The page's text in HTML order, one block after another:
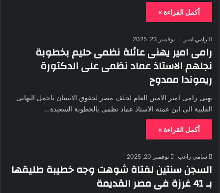
أكمل القراءة »
رامي امير نوفمبر 23, 2025
رامى امير يهنى عائلة نظمى حليم بخطوبة
نجلهم الاستاذ عماد نظمى على الدكتورة
ريموندا ممدوح
يهنى رامى امير الامين العام لحلف مصر لحقوق الانسان باجمل التهانى
القلبية الى ابن عمتة الاستاذ عماد نظمى بالخطوبة السعيدة…
أكمل القراءة »
سامي راغب نوفمبر 20, 2025
السجن سنتين لفتاة شوهت وجه خطيبة طليقها
بـ 41 غرزة فى مصر القديمة